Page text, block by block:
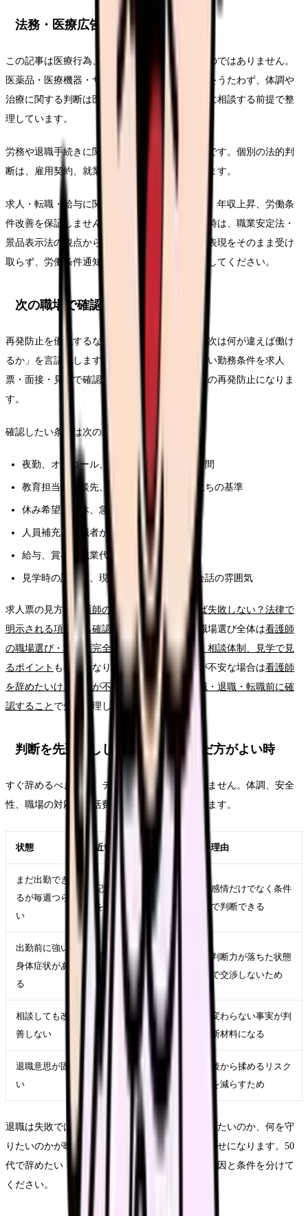
法務・医療広告・求人広告上の注意
この記事は医療行為、診断、治療効果を示すものではありません。
医薬品・医療機器・サプリメント等の効能効果をうたわず、体調や
治療に関する判断は医師・薬剤師などの専門職に相談する前提で整
理しています。
労務や退職手続きに関わる部分は一般的な整理です。個別の法的判
断は、雇用契約、就業規則、事実関係で変わります。
求人・転職・給与に関する内容は、内定、採用、年収上昇、労働条
件改善を保証しません。求人票や紹介文を見る時は、職業安定法・
景品表示法の観点から、断定的に有利に見える表現をそのまま受け
取らず、労働条件通知書や面接で具体的に確認してください。
次の職場で確認する条件
再発防止を優先するなら、求人票を見る前に「次は何が違えば働け
るか」を言語化します。同じ悩みを繰り返さない勤務条件を求人
票・面接・見学で確認することが、このテーマの再発防止になりま
す。
確認したい条件は次の通りです。
夜勤、オンコール、残業、前残業、記録時間
教育担当、相談先、フォロー期間、独り立ちの基準
休み希望、有休、急な休みへの対応
人員補充、退職者が出た時の業務分担
給与、賞与、残業代、昇給、各種手当
見学時の説明と、現場スタッフの表情や会話の雰囲気
求人票の見方は
看護師の求人票、どこを見れば失敗しない？法律で
明示される項目から確認する読み方ガイド
、職場選び全体は看護師
の職場選び・求人票完全ガイド。条件、教育、相談体制、見学で見
るポイント も参考になります。給与や生活費が不安な場合は看護師
を辞めたいけどお金が不安な時の考え方｜休職・退職・転職前に確
認すること で先に整理してください。
判断を先延ばししてよい時・急いだ方がよい時
すぐ辞めるべきかは、テーマ名だけでは決まりません。体調、安全
性、職場の対応、生活費、次の選択肢で変わります。
状態 近い対応 理由
まだ出勤でき
るが毎週つら
い
記録、相談、求人比較
を並行する
感情だけでなく条件
で判断できる
出勤前に強い
身体症状があ
る
受診、休養、公的相談
先を優先する
判断力が落ちた状態
で交渉しないため
相談しても改
善しない
在職転職や退職準備を
変わらない事実が判
断材料になる
退職意思が固
い
退職日、有休、引き継
ぎ、書面記録を整える
後から揉めるリスク
を減らすため
退職は失敗ではありません。ただし、何から逃げたいのか、何を守
りたいのかが曖昧なままだと、次の選択肢が運任せになります。50
代で辞めたい・あと10年をどう働くか時こそ、原因と条件を分けて
ください。